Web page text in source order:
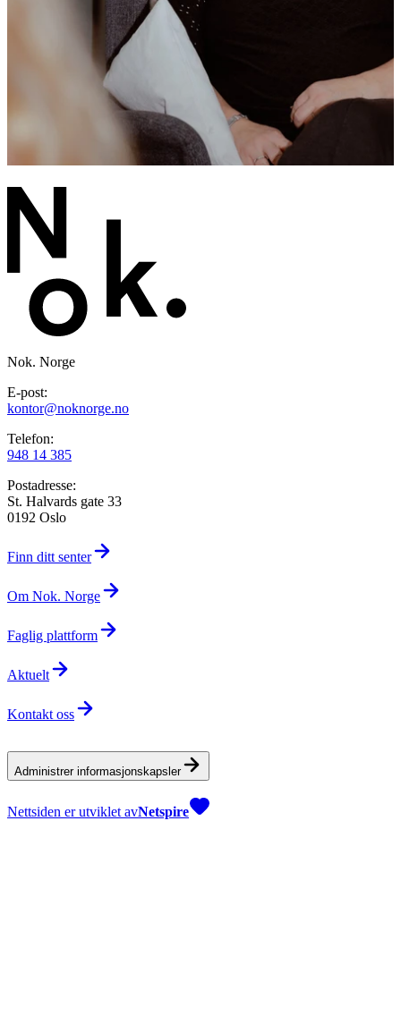
9 av 10 har fått det bedre etter kontakt med et Nok.-
Nok. Norge
E-post:
kontor@noknorge.no
Telefon:
948 14 385
Postadresse:
St. Halvards gate 33
0192 Oslo
Finn ditt senter
Om Nok. Norge
Faglig plattform
Aktuelt
Kontakt oss
Administrer informasjonskapsler
Nettsiden er utviklet avNetspire